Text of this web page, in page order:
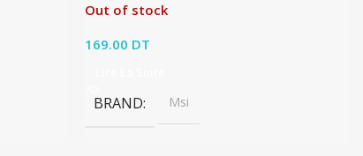
Out of stock
169.00 DT
BRAND Msi